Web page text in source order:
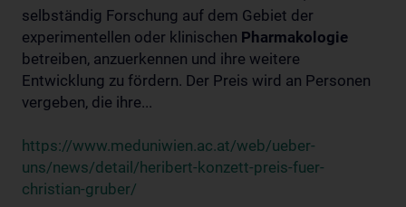
selbständig Forschung auf dem Gebiet der
experimentellen oder klinischen Pharmakologie
betreiben, anzuerkennen und ihre weitere
Entwicklung zu fördern. Der Preis wird an Personen
vergeben, die ihre...
https://www.meduniwien.ac.at/web/ueber-
uns/news/detail/heribert-konzett-preis-fuer-
christian-gruber/